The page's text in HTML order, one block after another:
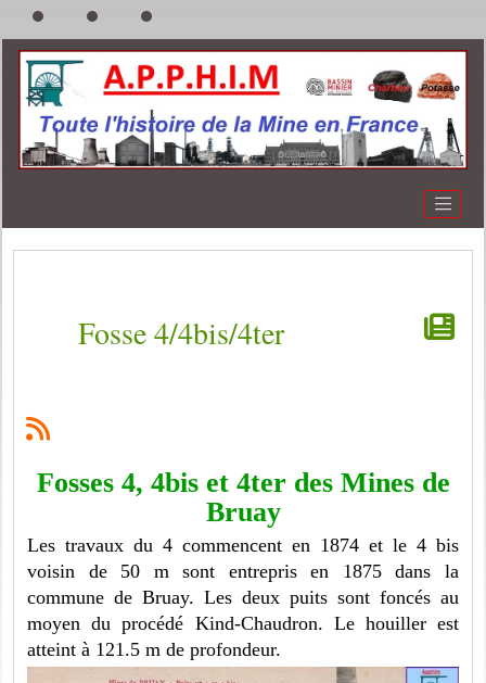
Fosse 4/4bis/4ter
Fosses 4, 4bis et 4ter des Mines de
Bruay
Les travaux du 4 commencent en 1874 et le 4 bis
voisin de 50 m sont entrepris en 1875 dans la
commune de Bruay. Les deux puits sont foncés au
moyen du procédé Kind-Chaudron. Le houiller est
atteint à 121.5 m de profondeur.